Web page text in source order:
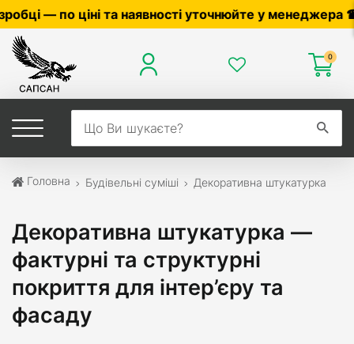
уточнюйте у менеджера ☎0503056010,0504042070
0
Головна Будівельні суміші Декоративна штукатурка
Декоративна штукатурка —
фактурні та структурні
покриття для інтер’єру та
фасаду